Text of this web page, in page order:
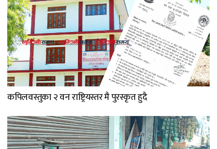
कपिलवस्तुका २ वन राष्ट्रियस्तर मै पुरस्कृत हुदै